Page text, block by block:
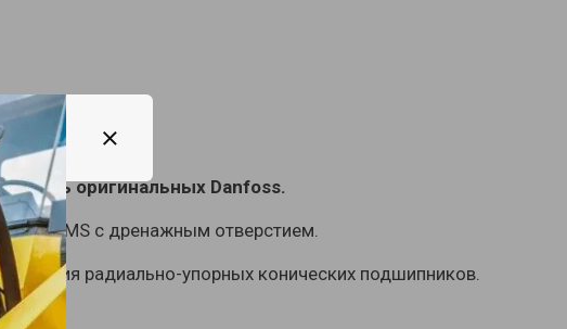
оригинальных Danfoss.
серии MS с дренажным отверстием.
радиально-упорных конических подшипников.